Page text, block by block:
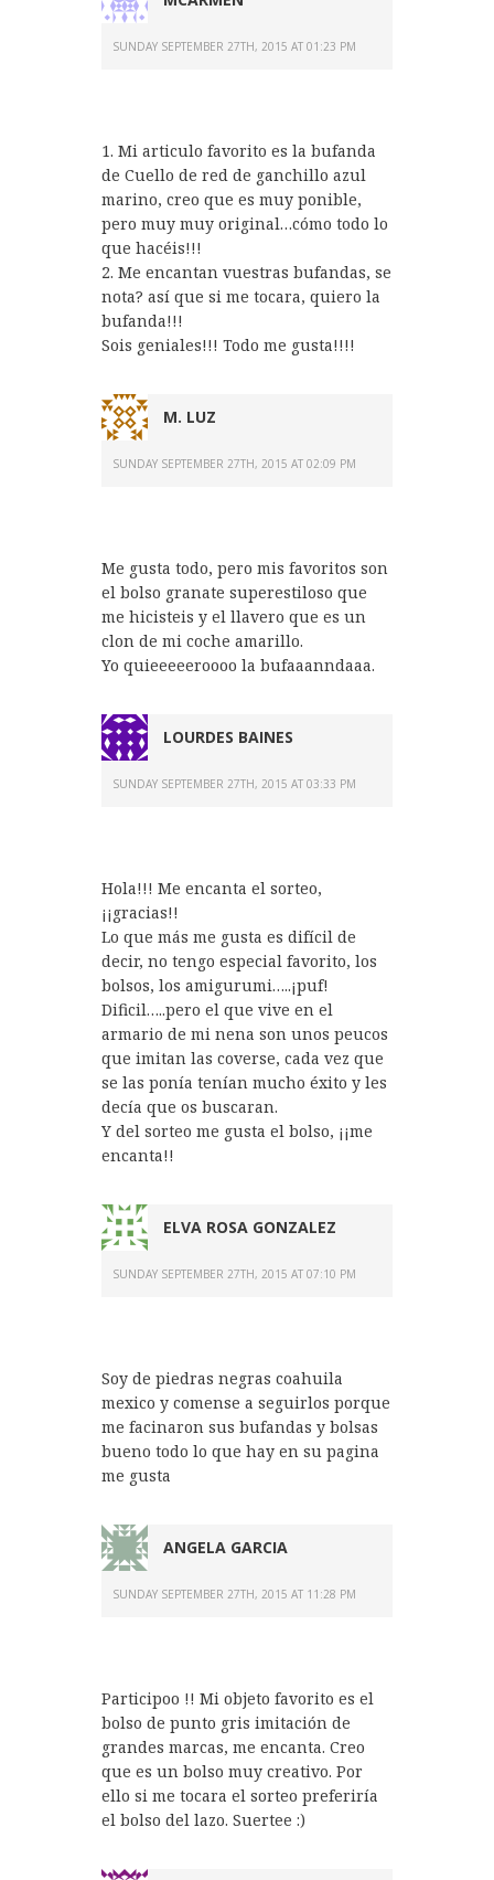
SUNDAY SEPTEMBER 27TH, 2015 AT 01:23 PM
1. Mi articulo favorito es la bufanda
de Cuello de red de ganchillo azul
marino, creo que es muy ponible,
pero muy muy original…cómo todo lo
que hacéis!!!
2. Me encantan vuestras bufandas, se
nota? así que si me tocara, quiero la
bufanda!!!
Sois geniales!!! Todo me gusta!!!!
M. LUZ
SUNDAY SEPTEMBER 27TH, 2015 AT 02:09 PM
Me gusta todo, pero mis favoritos son
el bolso granate superestiloso que
me hicisteis y el llavero que es un
clon de mi coche amarillo.
Yo quieeeeeroooo la bufaaanndaaa.
LOURDES BAINES
SUNDAY SEPTEMBER 27TH, 2015 AT 03:33 PM
Hola!!! Me encanta el sorteo,
¡¡gracias!!
Lo que más me gusta es difícil de
decir, no tengo especial favorito, los
bolsos, los amigurumi…..¡puf!
Dificil…..pero el que vive en el
armario de mi nena son unos peucos
que imitan las coverse, cada vez que
se las ponía tenían mucho éxito y les
decía que os buscaran.
Y del sorteo me gusta el bolso, ¡¡me
encanta!!
ELVA ROSA GONZALEZ
SUNDAY SEPTEMBER 27TH, 2015 AT 07:10 PM
Soy de piedras negras coahuila
mexico y comense a seguirlos porque
me facinaron sus bufandas y bolsas
bueno todo lo que hay en su pagina
me gusta
ANGELA GARCIA
SUNDAY SEPTEMBER 27TH, 2015 AT 11:28 PM
Participoo !! Mi objeto favorito es el
bolso de punto gris imitación de
grandes marcas, me encanta. Creo
que es un bolso muy creativo. Por
ello si me tocara el sorteo preferiría
el bolso del lazo. Suertee :)